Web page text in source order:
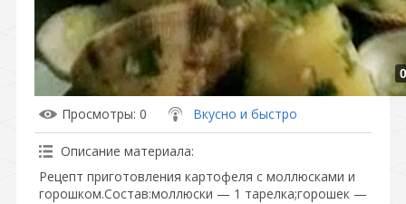
Просмотры: 0 Вкусно и быстро
Описание материала:
Рецепт приготовления картофеля с моллюсками и
горошком.Состав:моллюски — 1 тарелка;горошек —